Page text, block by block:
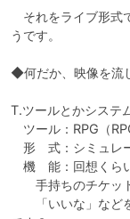
それをライブ形式
うです。
◆何だか、映像を流
T.ツールとかシステ
ツール：RPG（
形　式：シミュレ
機　能：回想くら
手持ちのチケット
「いいな」などを